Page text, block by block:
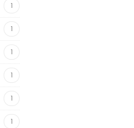
1
1
1
1
1
1